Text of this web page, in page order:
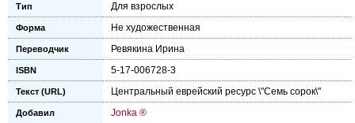
Тип Для взрослых
Форма Не художественная
Переводчик Ревякинa Иринa
ISBN 5-17-006728-3
Текст (URL) Центральный еврейский ресурс \"Семь сорок\"
Добавил Jonka ®